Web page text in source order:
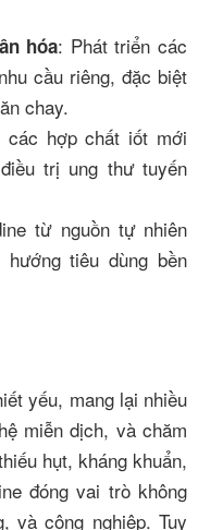
hóa: Phát triển các
cầu riêng, đặc biệt
chay.
các hợp chất iốt mới
trị ung thư tuyến
từ nguồn tự nhiên
tiêu dùng bền
yếu, mang lại nhiều
miễn dịch, và chăm
hụt, kháng khuẩn,
đóng vai trò không
và công nghiệp. Tuy